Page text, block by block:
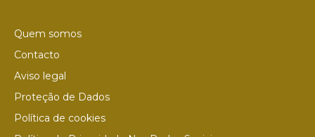
Quem somos
Contacto
Aviso legal
Proteção de Dados
Política de cookies